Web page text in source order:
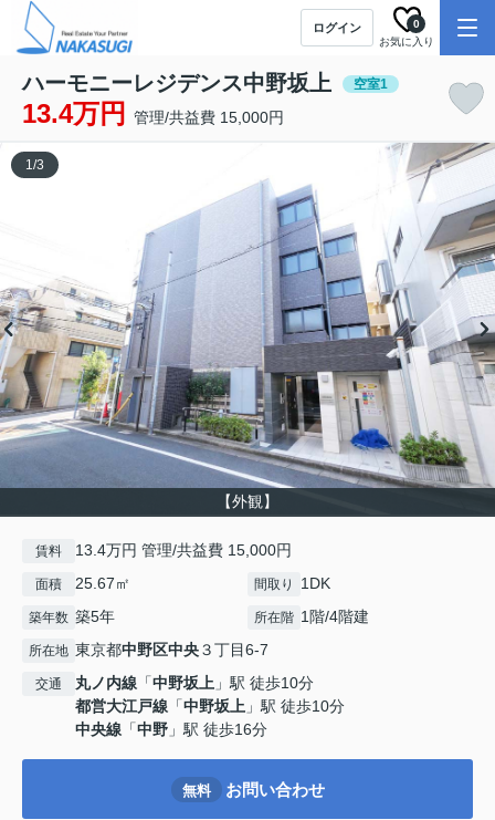
ログイン
お気に入り
0
ハーモニーレジデンス中野坂上 空室1
13.4万円 管理/共益費 15,000円
【外観】
1/3
賃料 13.4万円 管理/共益費 15,000円
面積 25.67㎡ 間取り 1DK
築年数 築5年 所在階 1階/4階建
所在地 東京都中野区中央３丁目6-7
交通 丸ノ内線 「中野坂上 」駅 徒歩10分
都営大江戸線 「中野坂上 」駅 徒歩10分
中央線 「中野 」駅 徒歩16分
無料 お問い合わせ